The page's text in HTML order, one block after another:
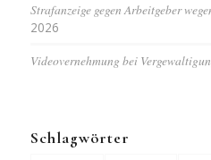
Strafanzeige gegen Arbeitgeber
2026
Videovernehmung bei
Schlagwörter